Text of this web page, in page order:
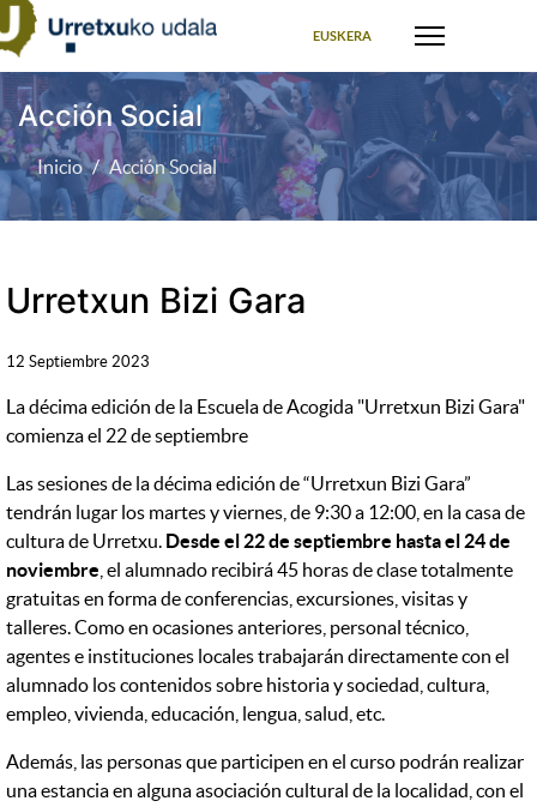
EUSKERA
Acción Social
Inicio Acción Social
Urretxun Bizi Gara
12 Septiembre 2023
La décima edición de la Escuela de Acogida "Urretxun Bizi Gara"
comienza el 22 de septiembre
Las sesiones de la décima edición de “Urretxun Bizi Gara”
tendrán lugar los martes y viernes, de 9:30 a 12:00, en la casa de
cultura de Urretxu. Desde el 22 de septiembre hasta el 24 de
noviembre , el alumnado recibirá 45 horas de clase totalmente
gratuitas en forma de conferencias, excursiones, visitas y
talleres. Como en ocasiones anteriores, personal técnico,
agentes e instituciones locales trabajarán directamente con el
alumnado los contenidos sobre historia y sociedad, cultura,
empleo, vivienda, educación, lengua, salud, etc.
Además, las personas que participen en el curso podrán realizar
una estancia en alguna asociación cultural de la localidad, con el